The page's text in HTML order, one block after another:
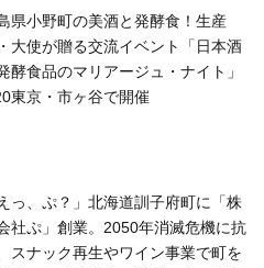
県小野町の美酒と発酵食！生産
大使が贈る交流イベント「日本酒
酵食品のマリアージュ・ナイト」
東京・市ヶ谷で開催
えっ、ぷ？」北海道訓子府町に「株
社ぷ」創業。2050年消滅危機に抗
スナック再生やワイン事業で町を